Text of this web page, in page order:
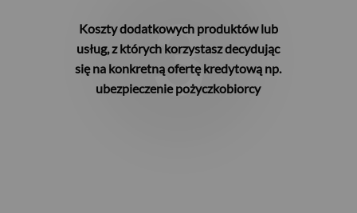
3
Koszty dodatkowych produktów lub
usług, z których korzystasz decydując
się na konkretną ofertę kredytową np.
ubezpieczenie pożyczkobiorcy